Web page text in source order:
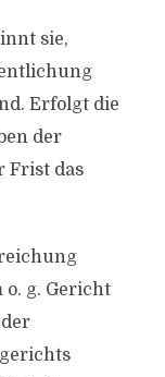
sie,
Erfolgt die
der
Frist das
g. Gericht